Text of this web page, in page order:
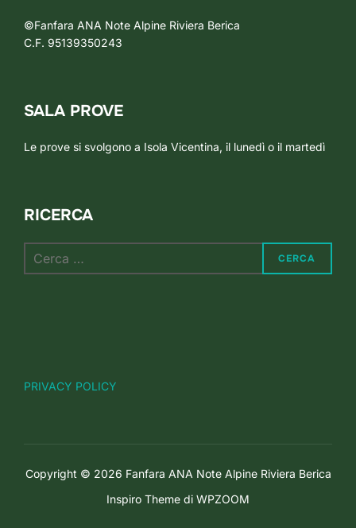
©Fanfara ANA Note Alpine Riviera Berica
C.F. 95139350243
SALA PROVE
Le prove si svolgono a Isola Vicentina, il lunedì o il martedì
RICERCA
per:
CERCA
PRIVACY POLICY
Copyright © 2026 Fanfara ANA Note Alpine Riviera Berica
Inspiro Theme di WPZOOM